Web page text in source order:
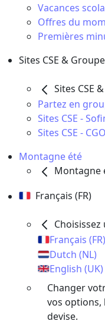
Vacances
Offres du
Premières
Sites CSE &
Sites CSE
Partez en
Sites CSE -
Sites CSE -
Montagne été
Montagne
Français (FR)
Français (FR)
Dutch (NL)
English (UK)
Changer
vos options,
devise.